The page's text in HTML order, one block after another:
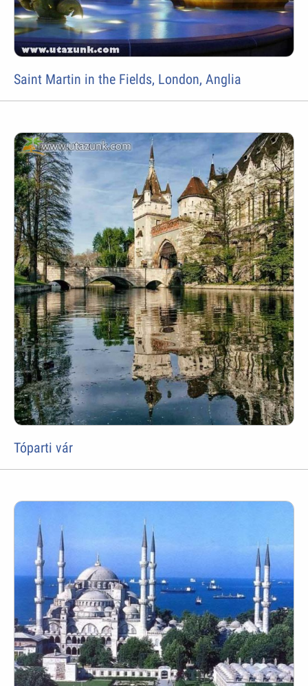
Saint Martin in the Fields, London, Anglia
Tóparti vár